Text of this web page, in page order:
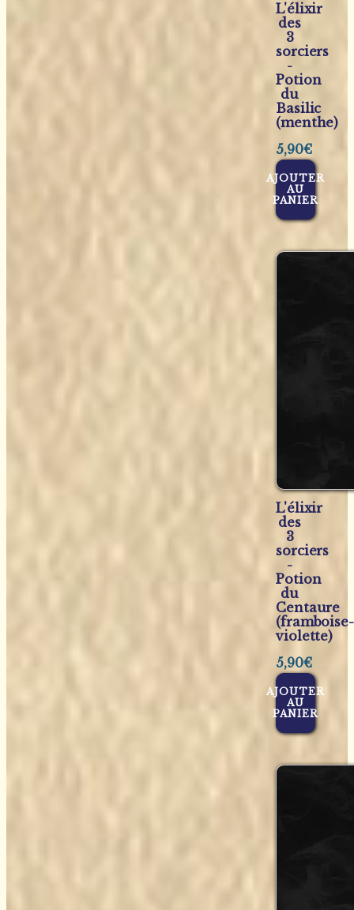
L'élixir
des
3
sorciers
-
Potion
du
Basilic
(menthe)
5,90€
AJOUTER
AU
PANIER
L'élixir
des
3
sorciers
-
Potion
du
Centaure
(framboise-
violette)
5,90€
AJOUTER
AU
PANIER